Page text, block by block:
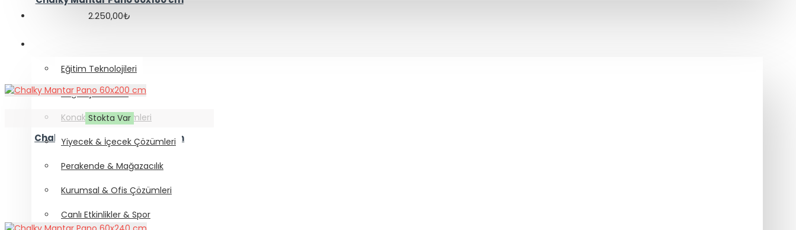
PROJEKSIYON CIHAZLARI
Eğitim Teknolojileri
Sağlık Çözümleri
Konaklama Çözümleri
Yiyecek & İçecek Çözümleri
Perakende & Mağazacılık
Kurumsal & Ofis Çözümleri
Canlı Etkinlikler & Spor
2.250,00₺
Stokta Var
Chalky Mantar Pano 60x200 cm